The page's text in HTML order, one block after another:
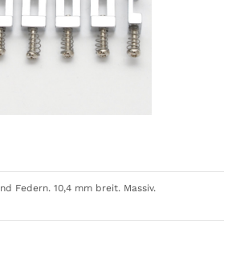
Federn. 10,4 mm breit. Massiv.